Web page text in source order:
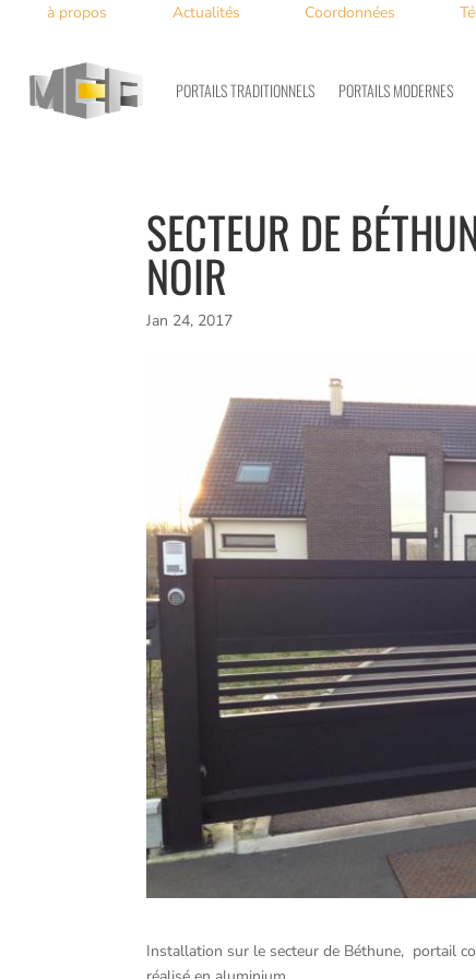
à propos Actualités Coordonnées
PORTAILS TRADITIONNELS PORTAILS MODERNES
SECTEUR DE
NOIR
Jan 24, 2017
Installation sur le secteur de Béthune, portail